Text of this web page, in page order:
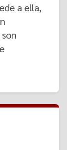
a ella,